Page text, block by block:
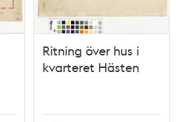
Ritning över hus i
kvarteret Hästen